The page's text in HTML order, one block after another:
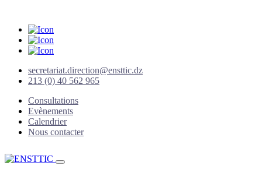
secretariat.direction@ensttic.dz
213 (0) 40 562 965
Consultations
Evènements
Calendrier
Nous contacter